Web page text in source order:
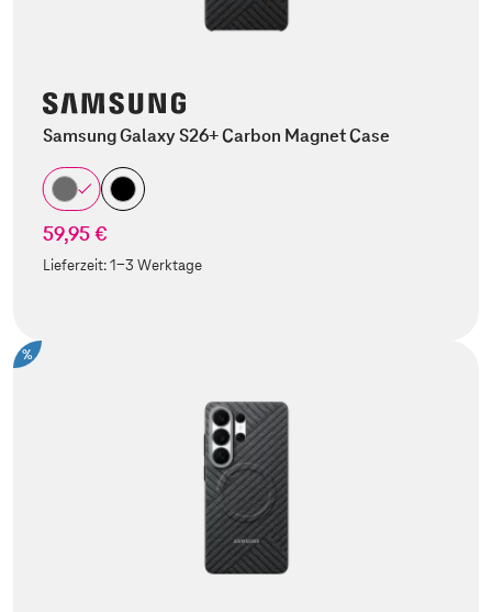
Samsung Galaxy S26+ Carbon Magnet Case
59,95 €
Lieferzeit:1-3 Werktage
%